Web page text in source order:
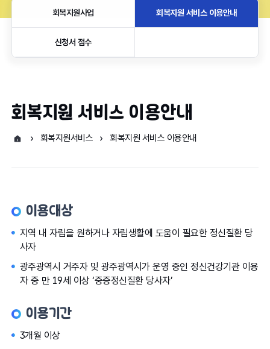
회복지원사업 회복지원 서비스 이용안내
신청서 접수
회복지원 서비스 이용안내
회복지원서비스 회복지원 서비스 이용안내
이용대상
지역 내 자립을 원하거나 자립생활에 도움이 필요한 정신질환 당
사자
광주광역시 거주자 및 광주광역시가 운영 중인 정신건강기관 이용
자 중 만 19세 이상 ‘중증정신질환 당사자’
이용기간
3개월 이상